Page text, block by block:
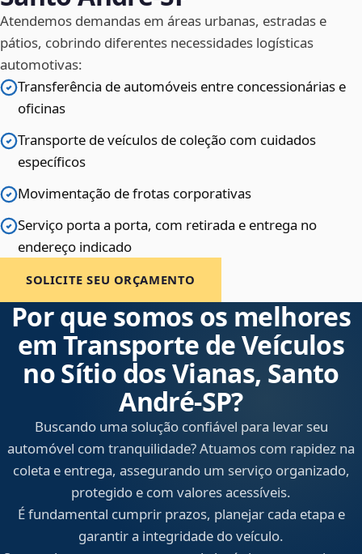
Atendemos demandas em áreas urbanas, estradas e
pátios, cobrindo diferentes necessidades logísticas
automotivas:
Transferência de automóveis entre concessionárias e
oficinas
Transporte de veículos de coleção com cuidados
específicos
Movimentação de frotas corporativas
Serviço porta a porta, com retirada e entrega no
endereço indicado
SOLICITE SEU ORÇAMENTO
Por que somos os melhores
em Transporte de Veículos
no Sítio dos Vianas, Santo
André‑SP?
Buscando uma solução confiável para levar seu
automóvel com tranquilidade? Atuamos com rapidez na
coleta e entrega, assegurando um serviço organizado,
protegido e com valores acessíveis.
É fundamental cumprir prazos, planejar cada etapa e
garantir a integridade do veículo.